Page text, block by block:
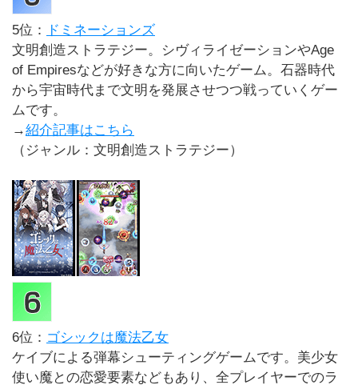
5位：
ドミネーションズ
文明創造ストラテジー。シヴィライゼーションやAge
of Empiresなどが好きな方に向いたゲーム。石器時代
から宇宙時代まで文明を発展させつつ戦っていくゲー
ムです。
→紹介記事はこちら
（ジャンル：文明創造ストラテジー）
6位： ゴシックは魔法乙女
ケイブによる弾幕シューティングゲームです。美少女
使い魔との恋愛要素などもあり、全プレイヤーでのラ